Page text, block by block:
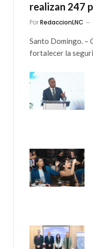
realizan 247
PorRedaccionLNC
Santo Domingo. –
fortalecer la